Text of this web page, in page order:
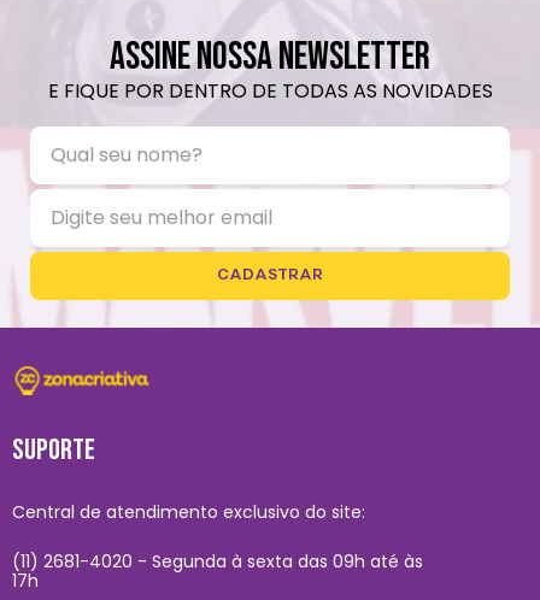
ASSINE NOSSA NEWSLETTER
E FIQUE POR DENTRO DE TODAS AS NOVIDADES
CADASTRAR
SUPORTE
Central de atendimento exclusivo do site:
(11) 2681-4020 - Segunda à sexta das 09h até às
17h